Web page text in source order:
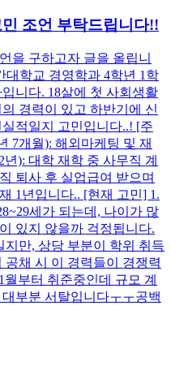
조언 부탁드립니다!!
을 구하고자 글을 올립니
대학교 경영학과 4학년 1학
니다. 18살에 첫 사회생활
경력이 있고 하반기에 신
적일지 고민입니다..! [주
7개월): 해외마케팅 및 재
): 대학 재학 중 사무직 계
퇴사 후 실업급여 받으며
1년입니다.. [현재 고민] 1.
세가 되는데, 나이가 많
있지 않을까 걱정됩니다.
지만, 상당 부분이 학위 취득
채 시 이 경력들이 경쟁력
부터 취준중인데 규모 계
부분 서탈입니다ㅜㅜ공백